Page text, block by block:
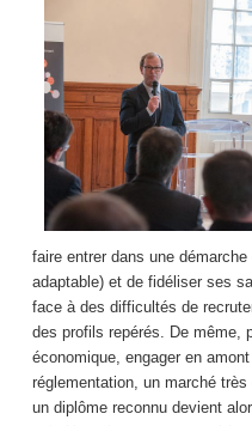
faire entrer dans une
adaptable) et de fidéliser ses
face à des difficultés de
des profils repérés. De même,
économique, engager en
réglementation, un marché
un diplôme reconnu devient